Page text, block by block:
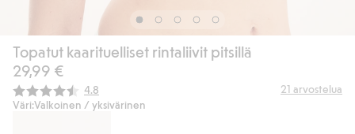
Topatut kaarituelliset rintaliivit pitsillä
29,99 €
Keskimääräinen luokitus:
4.8 21 arvostelua
Väri:Valkoinen / yksivärinen